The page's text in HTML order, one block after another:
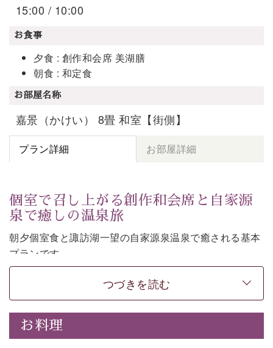
15:00 / 10:00
お食事
夕食 : 創作和会席 美湖膳
朝食 : 和定食
お部屋名称
嘉景（かけい） 8畳 和室【街側】
プラン詳細 お部屋詳細
個室で召し上がる創作和会席と自家源
泉で癒しの温泉旅
朝夕個室食と諏訪湖一望の自家源泉温泉で癒される基本
プランです。
諏訪湖を眺めながら幽玄な装飾の館内で静かに寛いでお
-----------【安心への取り組み】----------
個室料亭、貸切風呂のご利用が可能な上、 安心安全にご
滞在いただけるよう
つづきを読む
お料理